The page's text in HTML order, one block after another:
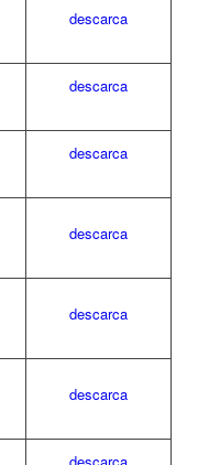
descarca
descarca
descarca
descarca
descarca
descarca